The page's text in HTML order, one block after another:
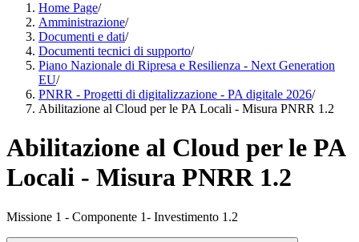
Home Page/
Amministrazione/
Documenti e dati/
Documenti tecnici di supporto/
Piano Nazionale di Ripresa e Resilienza - Next Generation
EU/
PNRR - Progetti di digitalizzazione - PA digitale 2026/
Abilitazione al Cloud per le PA Locali - Misura PNRR 1.2
Abilitazione al Cloud per le PA
Locali - Misura PNRR 1.2
Missione 1 - Componente 1- Investimento 1.2